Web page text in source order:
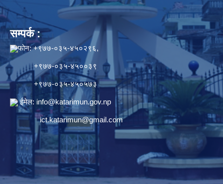
सम्पर्क :
फोन: +९७७-०३५-४५०२९६,
+९७७-०३५-४५००३९
+९७७-०३५-४५०५७३
ईमेल: info@katarimun.gov.np
ict.katarimun@gmail.com